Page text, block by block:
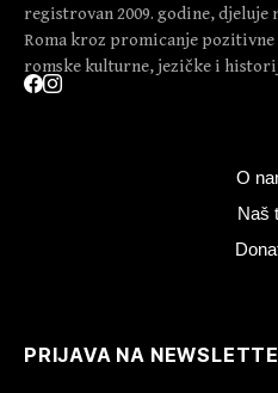
registrovan 2009. godine,
Roma kroz promicanje
romske kulturne, jezičke i
O
Naš
PRIJAVA NA